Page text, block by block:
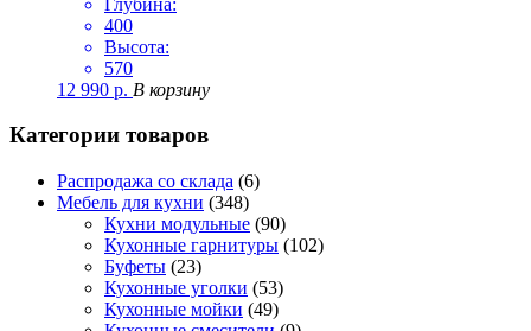
400
Высота:
570
12 990 р. В корзину
Категории товаров
Распродажа со склада (6)
Мебель для кухни (348)
Кухни модульные (90)
Кухонные гарнитуры (102)
Буфеты (23)
Кухонные уголки (53)
Кухонные мойки (49)